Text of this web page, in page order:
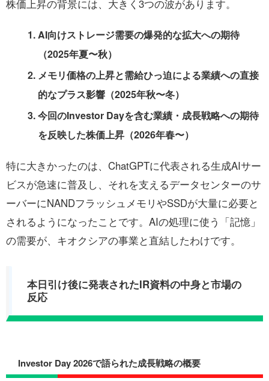
株価上昇の背景には、大きく3つの波があります。
AI向けストレージ需要の爆発的な拡大への期待
（2025年夏〜秋）
メモリ価格の上昇と需給ひっ迫による業績への直接
的なプラス影響（2025年秋〜冬）
今回のInvestor Dayを含む業績・成長戦略への期待
を反映した株価上昇（2026年春〜）
特に大きかったのは、ChatGPTに代表される生成AIサー
ビスが急速に普及し、それを支えるデータセンターのサ
ーバーにNANDフラッシュメモリやSSDが大量に必要と
されるようになったことです。AIの処理に使う「記憶」
の需要が、キオクシアの事業と直結したわけです。
本日引け後に発表されたIR資料の中身と市場の
反応
Investor Day 2026で語られた成長戦略の概要